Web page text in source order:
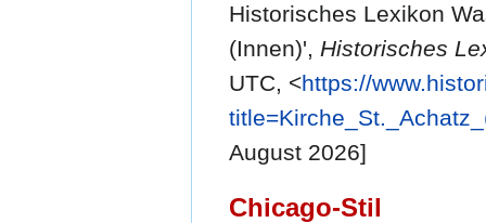
Historisches Lexikon
(Innen)', Historisches
UTC, <https://
August 2026]
Chicago-Stil